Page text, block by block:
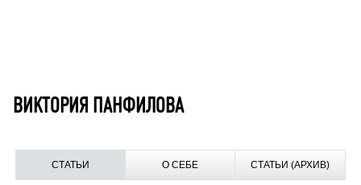
ВИКТОРИЯ ПАНФИЛОВА
СТАТЬИ О СЕБЕ СТАТЬИ (АРХИВ)